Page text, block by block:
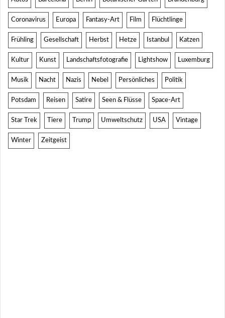
Coronavirus Europa Fantasy-Art Film Flüchtlinge
Frühling Gesellschaft Herbst Hetze Istanbul Katzen
Kultur Kunst Landschaftsfotografie Lightshow Luxemburg
Musik Nacht Nazis Nebel Persönliches Politik
Potsdam Reisen Satire Seen & Flüsse Space-Art
Star Trek Tiere Trump Umweltschutz USA Vintage
Winter Zeitgeist